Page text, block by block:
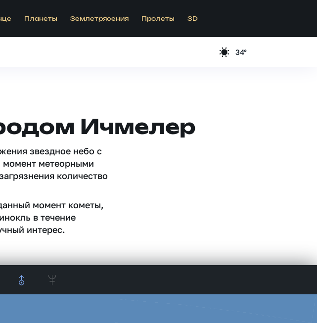
Планеты Землетрясения Пролеты 3D
34°
Ичмелер
звездное небо c
момент метеорными
количество
момент кометы,
в течение
интерес.